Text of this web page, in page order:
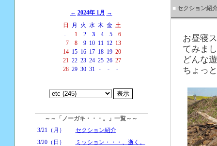
← 2024年 1月 →
日
月 火 水 木 金 土
-
1 2 3 4 5
6
7
8 9 10 11 12 13
14 15 16 17 18 19 20
21 22 23 24 25 26 27
28 29 30 31 - - -
～～「ノーガキ・・・。」一覧～～
3/21（月）
セクション紹介
3/20（日）
ミッション・・・、逝く。
■ セクション紹
お昼寝
てみま
どんな
ちょっ